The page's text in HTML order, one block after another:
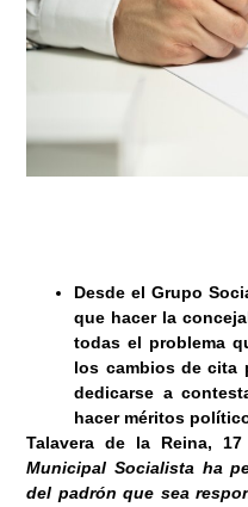
Desde el Grupo
que hacer la
todas el problema
los cambios de cita
dedicarse a
hacer méritos
Talavera de la Reina, 17
Municipal Socialista ha
del padrón que sea